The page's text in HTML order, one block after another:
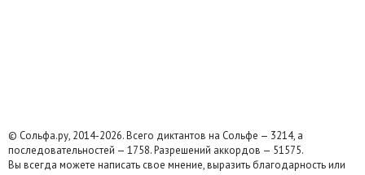
© Сольфа.ру, 2014-2026. Всего диктантов на Сольфе — 3214, а
последовательностей — 1758. Разрешений аккордов — 51575.
Вы всегда можете написать свое мнение, выразить благодарность или